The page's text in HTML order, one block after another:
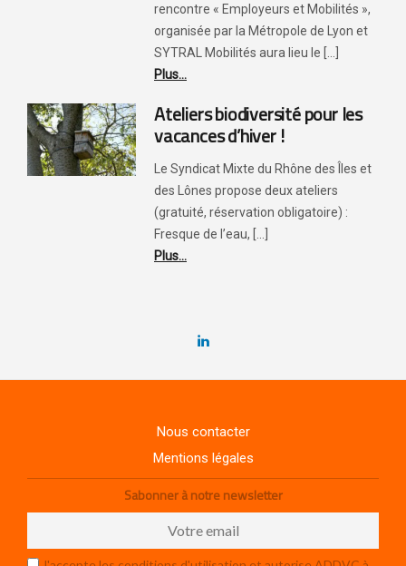
rencontre « Employeurs et Mobilités »,
organisée par la Métropole de Lyon et
SYTRAL Mobilités aura lieu le [...]
Plus...
Ateliers biodiversité pour les
vacances d’hiver !
Le Syndicat Mixte du Rhône des Îles et
des Lônes propose deux ateliers
(gratuité, réservation obligatoire) :
Fresque de l’eau, [...]
Plus...
Nous contacter
Mentions légales
Sabonner à notre newsletter